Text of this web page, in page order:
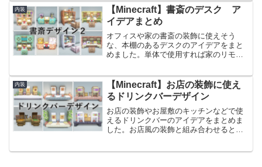
お選びください。前回作ったお店の装飾
アイデアはこちらです。【...
内装
【Minecraft】書斎のデスク ア
イデアまとめ
オフィスや家の書斎の装飾に使えそう
な、本棚のあるデスクのアイデアをまと
めました。単体で使用すれば家のリモー
ことができます。色違いに複数種類作成
しているので、内装の雰囲気...
内装
【Minecraft】お店の装飾に使え
るドリンクバーデザイン
お店の装飾やお屋敷のキッチンなどで使
えるドリンクバーのアイデアをまとめま
した。お店風の装飾と組み合わせるとお